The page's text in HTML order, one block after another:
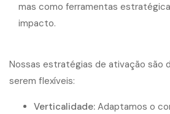
Nossas estratégias de ativação são
serem flexíveis:
Verticalidade: Adaptamos o